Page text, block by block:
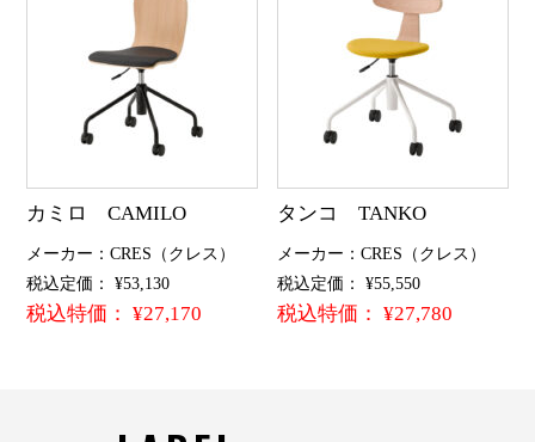
カミロ CAMILO
メーカー：CRES（クレス）
税込定価： ¥53,130
税込特価： ¥27,170
タンコ TANKO
メーカー：CRES（クレス）
税込定価： ¥55,550
税込特価： ¥27,780